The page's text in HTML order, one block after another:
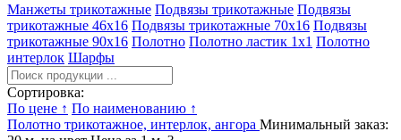
Манжеты трикотажные Подвязы трикотажные Подвязы
трикотажные 46х16 Подвязы трикотажные 70х16 Подвязы
трикотажные 90х16 Полотно Полотно ластик 1х1 Полотно
интерлок Шарфы
Сортировка:
По цене ↑ По наименованию ↑
Полотно трикотажное, интерлок, ангора Минимальный заказ: